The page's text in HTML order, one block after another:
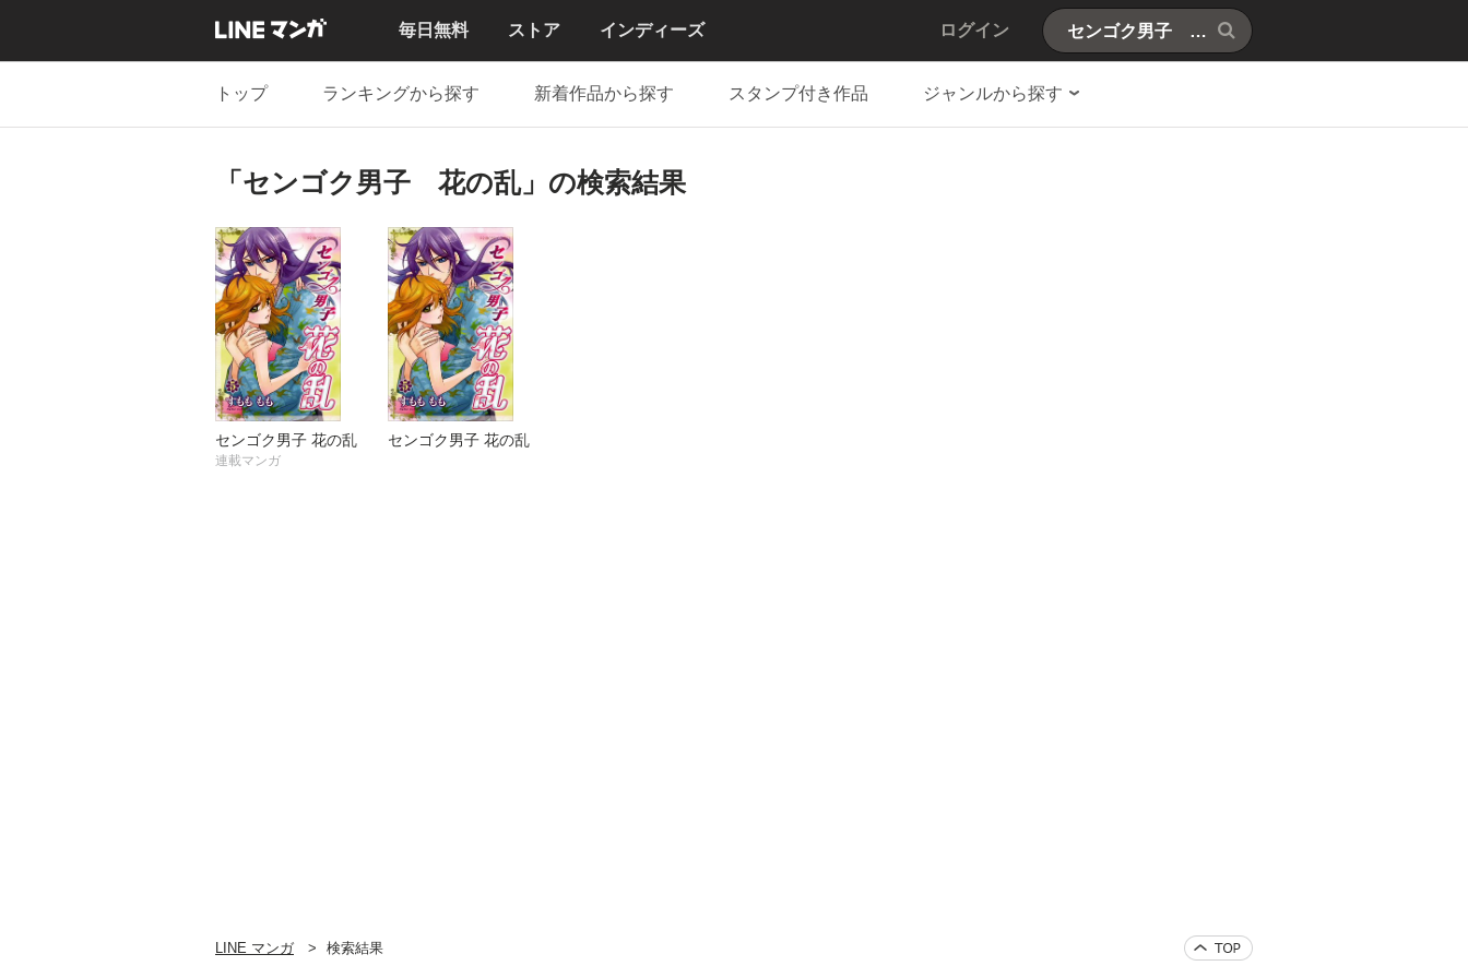
毎日無料 ストア インディーズ ログイン
トップ ランキングから探す 新着作品から探す スタンプ付き作品 ジャンルから探す
「センゴク男子 花の乱」の検索結果
センゴク男子 花の乱
連載マンガ
センゴク男子 花の乱
LINE マンガ 検索結果